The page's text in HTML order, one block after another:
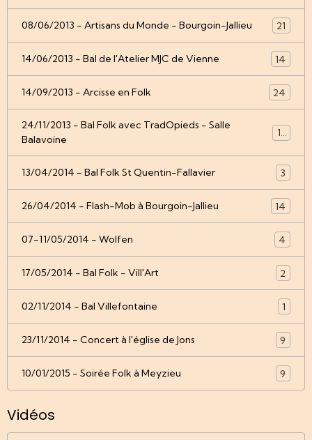
08/06/2013 - Artisans du Monde - Bourgoin-Jallieu 21
14/06/2013 - Bal de l'Atelier MJC de Vienne 14
14/09/2013 - Arcisse en Folk 24
24/11/2013 - Bal Folk avec TradOpieds - Salle
Balavoine
12
13/04/2014 - Bal Folk St Quentin-Fallavier 3
26/04/2014 - Flash-Mob à Bourgoin-Jallieu 14
07-11/05/2014 - Wolfen 4
17/05/2014 - Bal Folk - Vill'Art 2
02/11/2014 - Bal Villefontaine 1
23/11/2014 - Concert à l'église de Jons 9
10/01/2015 - Soirée Folk à Meyzieu 9
Vidéos